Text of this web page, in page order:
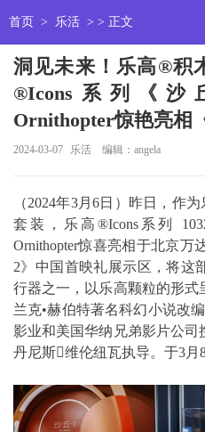
首页 > 乐活 > > 正文
洞见未来！乐高®积
®Icons系列《沙
Ornithopter惊艳亮相
2024-03-07 乐活 编辑：angela
（2024年3月6日）昨日，作
套装，乐高®Icons系列
Ornithopter惊喜亮相于北京万
2》中国首映礼展示区，将这
行器之一，以乐高颗粒的形
兰克•赫伯特著名科幻小说改
影业和美国华纳兄弟影片公
丹尼斯维伦纽瓦执导。于3月